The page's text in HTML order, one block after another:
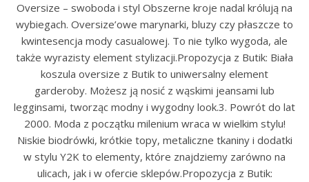
Oversize – swoboda i styl Obszerne kroje nadal królują na
wybiegach. Oversize’owe marynarki, bluzy czy płaszcze to
kwintesencja mody casualowej. To nie tylko wygoda, ale
także wyrazisty element stylizacji.Propozycja z Butik: Biała
koszula oversize z Butik to uniwersalny element
garderoby. Możesz ją nosić z wąskimi jeansami lub
legginsami, tworząc modny i wygodny look.3. Powrót do lat
2000. Moda z początku milenium wraca w wielkim stylu!
Niskie biodrówki, krótkie topy, metaliczne tkaniny i dodatki
w stylu Y2K to elementy, które znajdziemy zarówno na
ulicach, jak i w ofercie sklepów.Propozycja z Butik: